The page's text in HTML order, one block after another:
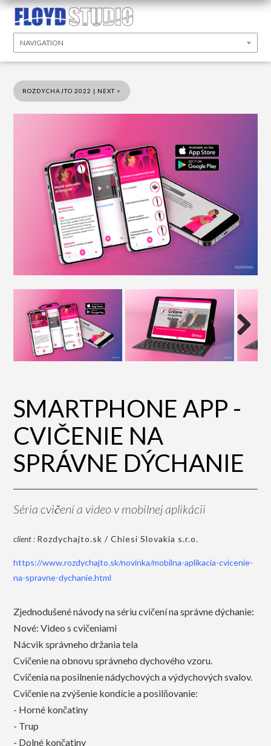
ROZDYCHAJTO 2022 | NEXT >
Next
SMARTPHONE APP -
CVIČENIE NA
SPRÁVNE DÝCHANIE
Séria cvičení a video v mobilnej aplikácii
client : Rozdychajto.sk / Chiesi Slovakia s.r.o.
https://www.rozdychajto.sk/novinka/mobilna-aplikacia-cvicenie-
na-spravne-dychanie.html
Zjednodušené návody na sériu cvičení na správne dýchanie:
Nové: Video s cvičeniami
Nácvik správneho držania tela
Cvičenie na obnovu správneho dychového vzoru.
Cvičenia na posilnenie nádychových a výdychových svalov.
Cvičenie na zvýšenie kondície a posilňovanie:
- Horné končatiny
- Trup
- Dolné končatiny